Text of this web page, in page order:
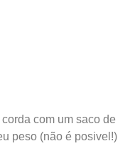
com um saco de
peso (não é posivel!)